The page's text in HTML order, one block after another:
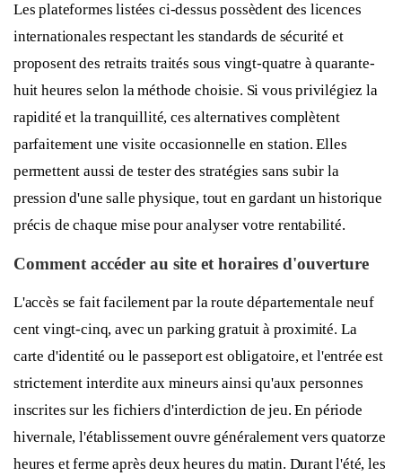
Les plateformes listées ci-dessus possèdent des licences
internationales respectant les standards de sécurité et
proposent des retraits traités sous vingt-quatre à quarante-
huit heures selon la méthode choisie. Si vous privilégiez la
rapidité et la tranquillité, ces alternatives complètent
parfaitement une visite occasionnelle en station. Elles
permettent aussi de tester des stratégies sans subir la
pression d'une salle physique, tout en gardant un historique
précis de chaque mise pour analyser votre rentabilité.
Comment accéder au site et horaires d'ouverture
L'accès se fait facilement par la route départementale neuf
cent vingt-cinq, avec un parking gratuit à proximité. La
carte d'identité ou le passeport est obligatoire, et l'entrée est
strictement interdite aux mineurs ainsi qu'aux personnes
inscrites sur les fichiers d'interdiction de jeu. En période
hivernale, l'établissement ouvre généralement vers quatorze
heures et ferme après deux heures du matin. Durant l'été, les